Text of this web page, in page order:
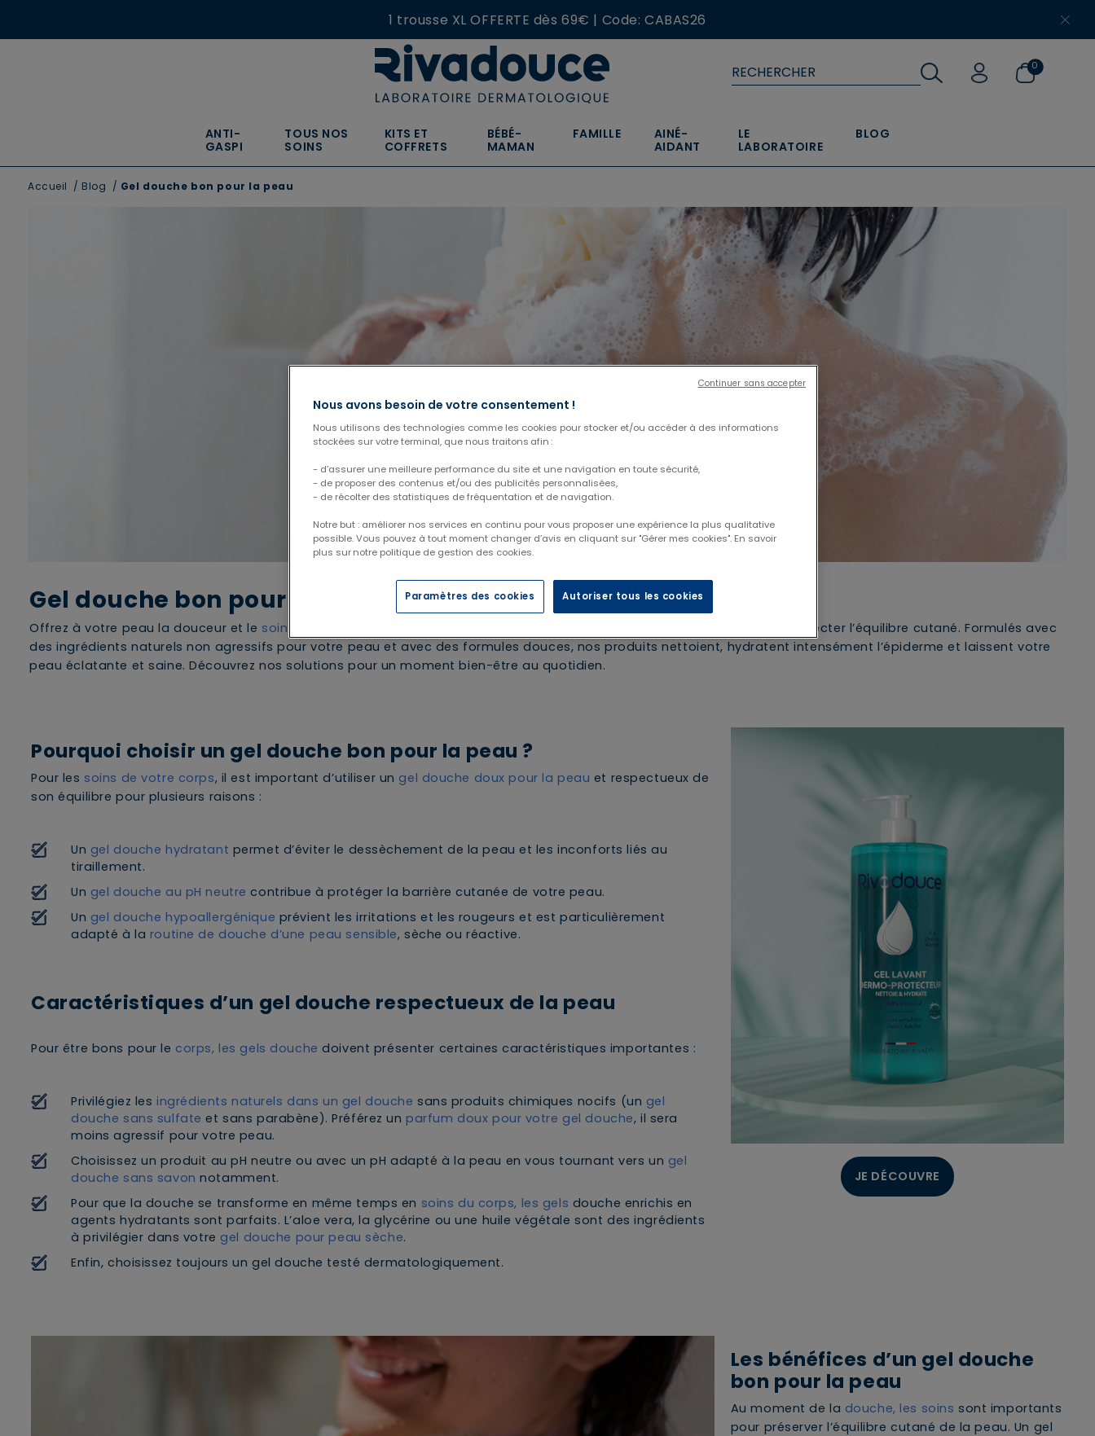
1 trousse XL OFFERTE dès 69€ | Code: CABAS26
NOUVEAU : Craquez pour nos nouvelles écorecharges​
ANTI-
GASPI
TOUS NOS
SOINS
KITS ET
COFFRETS
BÉBÉ-
MAMAN
FAMILLE
AINÉ-
AIDANT
LE
LABORATOIRE
BLOG
0
Accueil / Blog / Gel douche bon pour la peau
Gel douche bon pour la peau
Offrez à votre peau la douceur et le soin
qu’elle mérite avec notre gamme de gels douche spécialement conçus pour respecter l’équilibre cutané. Formulés avec
des ingrédients naturels non agressifs pour votre peau et avec des formules douces, nos produits nettoient, hydratent intensément l’épiderme et laissent votre
peau éclatante et saine. Découvrez nos solutions pour un moment bien-être au quotidien.
Pourquoi choisir un gel douche bon pour la peau ?
Pour les soins de votre corps, il est important d’utiliser un gel douche doux pour la peau et respectueux de
son équilibre pour plusieurs raisons :
Un gel douche hydratant permet d’éviter le dessèchement de la peau et les inconforts liés au
tiraillement.
Un gel douche au pH neutre contribue à protéger la barrière cutanée de votre peau.
Un gel douche hypoallergénique prévient les irritations et les rougeurs et est particulièrement
adapté à la routine de douche d’une peau sensible, sèche ou réactive.
Caractéristiques d’un gel douche respectueux de la peau
Pour être bons pour le corps, les gels douche doivent présenter certaines caractéristiques importantes :
Privilégiez les ingrédients naturels dans un gel douche sans produits chimiques nocifs (un gel
douche sans sulfate et sans parabène). Préférez unparfum doux pour votre gel douche, il sera
moins agressif pour votre peau.
Choisissez un produit au pH neutre ou avec un pH adapté à la peau en vous tournant vers un gel
douche sans savon notamment.
Pour que la douche se transforme en même temps en soins du corps, les gels douche enrichis en
agents hydratants sont parfaits. L’aloe vera, la glycérine ou une huile végétale sont des ingrédients
à privilégier dans votre gel douche pour peau sèche.
Enfin, choisissez toujours un gel douche testé dermatologiquement.
JE DÉCOUVRE
Les bénéfices d’un gel douche
bon pour la peau
Au moment de la douche, les soinssont importants
pour préserver l’équilibre cutané de la peau. Un gel
Nous avons besoin de votre consentement !
Nous utilisons des technologies comme les cookies pour stocker et/ou accéder à des informations
stockées sur votre terminal, que nous traitons afin :
- d’assurer une meilleure performance du site et une navigation en toute sécurité,
- de proposer des contenus et/ou des publicités personnalisées,
- de récolter des statistiques de fréquentation et de navigation.
Notre but : améliorer nos services en continu pour vous proposer une expérience la plus qualitative
possible. Vous pouvez à tout moment changer d’avis en cliquant sur "Gérer mes cookies". En savoir
plus sur notre politique de gestion des cookies.
Paramètres des cookies Autoriser tous les cookies
Continuer sans accepter